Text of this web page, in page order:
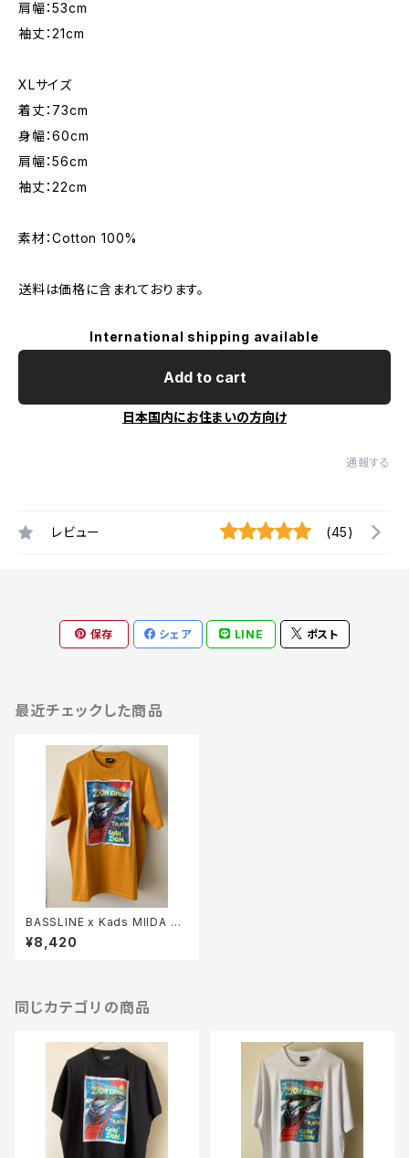
肩幅：53cm
袖丈：21cm
XLサイズ
着丈：73cm
身幅：60cm
肩幅：56cm
袖丈：22cm
素材：Cotton 100%
送料は価格に含まれております。
International shipping available
Add to cart
日本国内にお住まいの方向け
通報する
レビュー (45)
保存 シェア LINE ポスト
最近チェックした商品
BASSLINE x Kads MIIDA =
ZION EXPRESS TEE (Yello
w)
¥8,420
同じカテゴリの商品